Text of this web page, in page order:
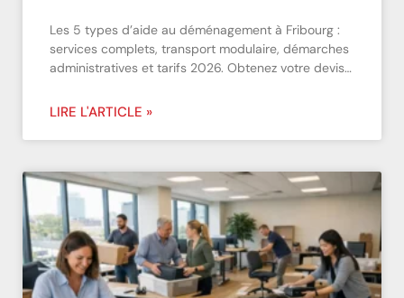
Les 5 types d’aide au déménagement à Fribourg :
services complets, transport modulaire, démarches
administratives et tarifs 2026. Obtenez votre devis…
LIRE L'ARTICLE »